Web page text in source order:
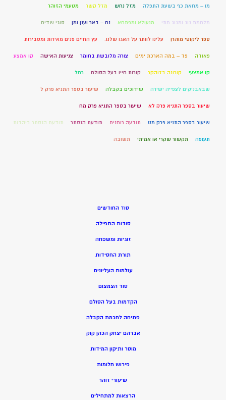
מו – מחאת כף בשעת התפלה מזל נחש מזל קשר מטעמי הזוהר
מלחמת גוג ומגוג מתי מנעולא ומפתחא נח – באר וענן ומן סוגי שדים
ספר ליקוטי מוהרן עלינו לוותר על האגו שלנו. עץ החיים פנים מאירות ומסבירות
פאודה פד – במה הארכת ימים צורה מלובשת בחומר צניעות האישה קו אמצע
קו אמצעי קורונה בזוהקר קורות חייו בעל הסולם רחל
שבאבניקים לצפייה ישירה שידוכים בקבלה שיעור בספר התניא פרק ל
שיעור בספר התניא פרק לא שיעור בספר התניא פרק מח
שיעור בספר התניא פרק מט תודעה רוחנית תודעת הנסתר תודעת הנסתר ביהדות
תעופה תקשור שקרי או אמיתי תשובה
סוד החודשים
סודות התפילה
זוגיות ומשפחה
תורת החסידות
עולמות העליונים
סוד הצמצום
הקדמות בעל הסולם
פתיחה לחכמת הקבלה
אברהם יצחק הכהן קוק
מוסר ותיקון המידות
פירוש חלומות
שיעורי זוהר
הרצאות למתחילים